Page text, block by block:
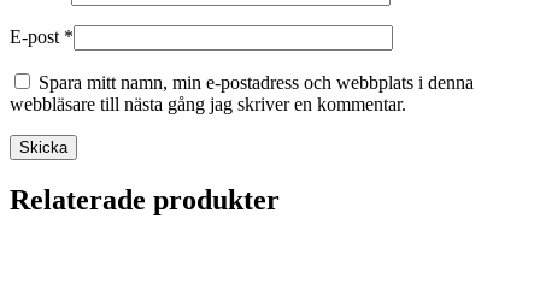
E-post *
Spara mitt namn, min e-postadress och webbplats i denna
webbläsare till nästa gång jag skriver en kommentar.
Skicka
Relaterade produkter